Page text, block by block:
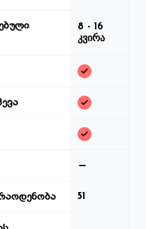
8 - 16
კვირა
51